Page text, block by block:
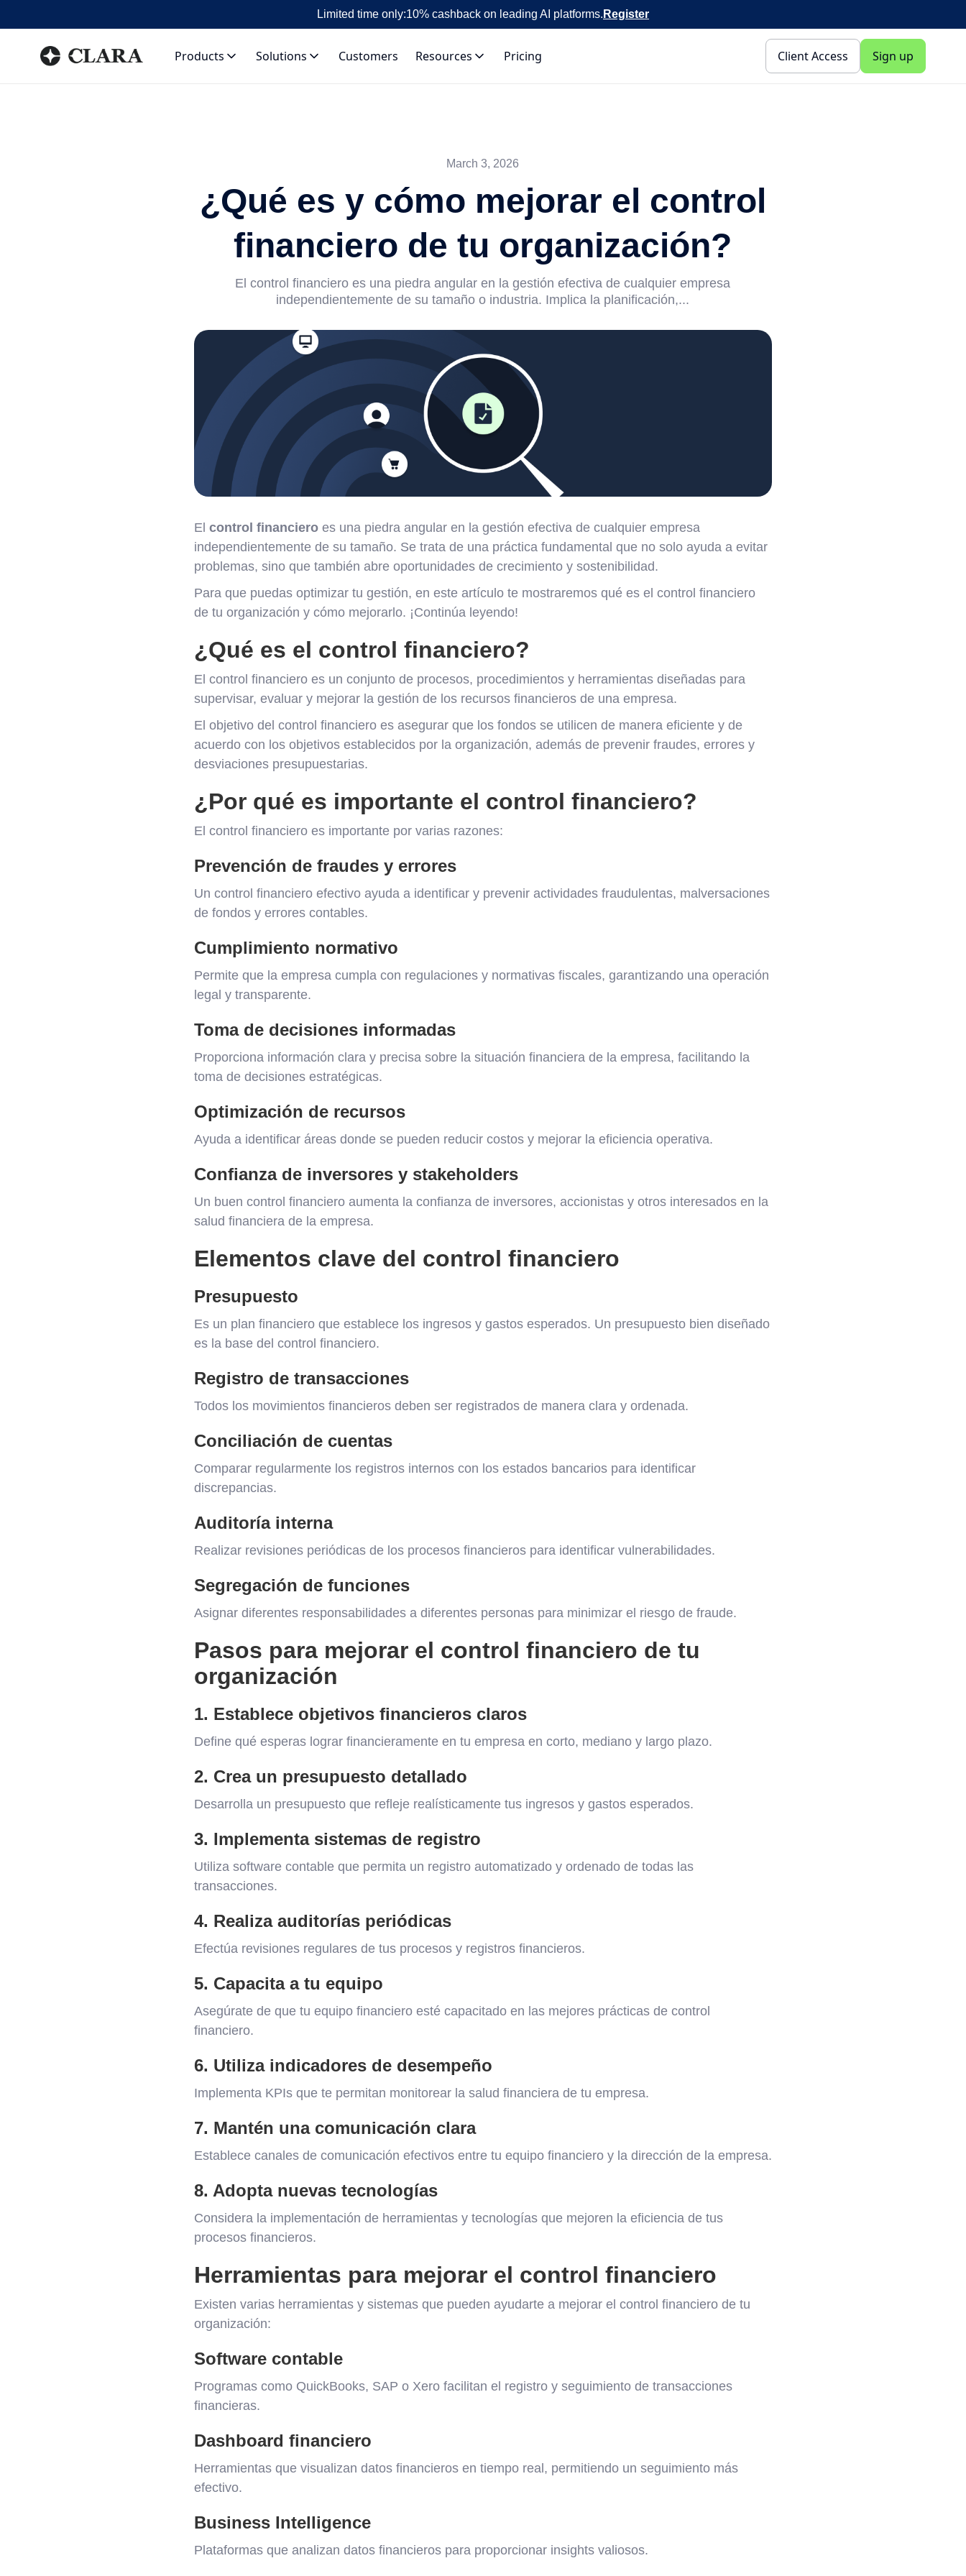
Limited time only:10% cashback on leading AI platforms. Register
Products Solutions Customers Resources Pricing Client Access Sign up
March 3, 2026
¿Qué es y cómo mejorar el control
financiero de tu organización?
El control financiero es una piedra angular en la gestión efectiva de cualquier empresa
independientemente de su tamaño o industria. Implica la planificación,...
El control financieroes una piedra angular en la gestión efectiva de cualquier empresa
independientemente de su tamaño. Se trata de una práctica fundamental que no solo ayuda a evitar
problemas, sino que también abre oportunidades de crecimiento y sostenibilidad.
Para que puedas optimizar tu gestión, en este artículo te mostraremos qué es el control financiero
de tu organización y cómo mejorarlo. ¡Continúa leyendo!
¿Qué es el control financiero?
El control financiero es un conjunto de procesos, procedimientos y herramientas diseñadas para
supervisar, evaluar y mejorar la gestión de los recursos financieros de una empresa.
El objetivo del control financiero es asegurar que los fondos se utilicen de manera eficiente y de
acuerdo con los objetivos establecidos por la organización, además de prevenir fraudes, errores y
desviaciones presupuestarias.
¿Por qué es importante el control financiero?
El control financiero es importante por varias razones:
Prevención de fraudes y errores
Un control financiero efectivo ayuda a identificar y prevenir actividades fraudulentas, malversaciones
de fondos y errores contables.
Cumplimiento normativo
Permite que la empresa cumpla con regulaciones y normativas fiscales, garantizando una operación
legal y transparente.
Toma de decisiones informadas
Proporciona información clara y precisa sobre la situación financiera de la empresa, facilitando la
toma de decisiones estratégicas.
Optimización de recursos
Ayuda a identificar áreas donde se pueden reducir costos y mejorar la eficiencia operativa.
Confianza de inversores y stakeholders
Un buen control financiero aumenta la confianza de inversores, accionistas y otros interesados en la
salud financiera de la empresa.
Elementos clave del control financiero
Presupuesto
Es un plan financiero que establece los ingresos y gastos esperados. Un presupuesto bien diseñado
es la base del control financiero.
Registro de transacciones
Todos los movimientos financieros deben ser registrados de manera clara y ordenada.
Conciliación de cuentas
Comparar regularmente los registros internos con los estados bancarios para identificar
discrepancias.
Auditoría interna
Realizar revisiones periódicas de los procesos financieros para identificar vulnerabilidades.
Segregación de funciones
Asignar diferentes responsabilidades a diferentes personas para minimizar el riesgo de fraude.
Pasos para mejorar el control financiero de tu
organización
1. Establece objetivos financieros claros
Define qué esperas lograr financieramente en tu empresa en corto, mediano y largo plazo.
2. Crea un presupuesto detallado
Desarrolla un presupuesto que refleje realísticamente tus ingresos y gastos esperados.
3. Implementa sistemas de registro
Utiliza software contable que permita un registro automatizado y ordenado de todas las
transacciones.
4. Realiza auditorías periódicas
Efectúa revisiones regulares de tus procesos y registros financieros.
5. Capacita a tu equipo
Asegúrate de que tu equipo financiero esté capacitado en las mejores prácticas de control
financiero.
6. Utiliza indicadores de desempeño
Implementa KPIs que te permitan monitorear la salud financiera de tu empresa.
7. Mantén una comunicación clara
Establece canales de comunicación efectivos entre tu equipo financiero y la dirección de la empresa.
8. Adopta nuevas tecnologías
Considera la implementación de herramientas y tecnologías que mejoren la eficiencia de tus
procesos financieros.
Herramientas para mejorar el control financiero
Existen varias herramientas y sistemas que pueden ayudarte a mejorar el control financiero de tu
organización:
Software contable
Programas como QuickBooks, SAP o Xero facilitan el registro y seguimiento de transacciones
financieras.
Dashboard financiero
Herramientas que visualizan datos financieros en tiempo real, permitiendo un seguimiento más
efectivo.
Business Intelligence
Plataformas que analizan datos financieros para proporcionar insights valiosos.